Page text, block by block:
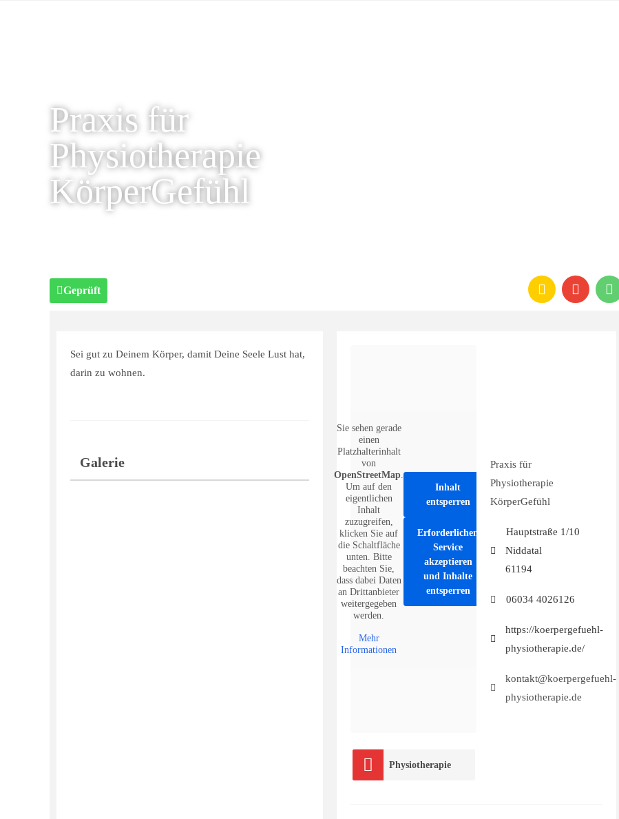
Praxis für
Physiotherapie
KörperGefühl
Geprüft
Sei gut zu Deinem Körper, damit Deine Seele Lust hat,
darin zu wohnen.
Galerie
Sie sehen gerade
einen
Platzhalterinhalt
von
OpenStreetMap.
Um auf den
eigentlichen
Inhalt
zuzugreifen,
klicken Sie auf
die Schaltfläche
unten. Bitte
beachten Sie,
dass dabei Daten
an Drittanbieter
weitergegeben
werden.
Mehr
Informationen
Inhalt
entsperren
Erforderlichen
Service
akzeptieren
und Inhalte
entsperren
Praxis für
Physiotherapie
KörperGefühl
Hauptstraße 1/10
Niddatal
61194
06034 4026126
https://koerpergefuehl-
physiotherapie.de/
kontakt@koerpergefuehl-
physiotherapie.de
Physiotherapie